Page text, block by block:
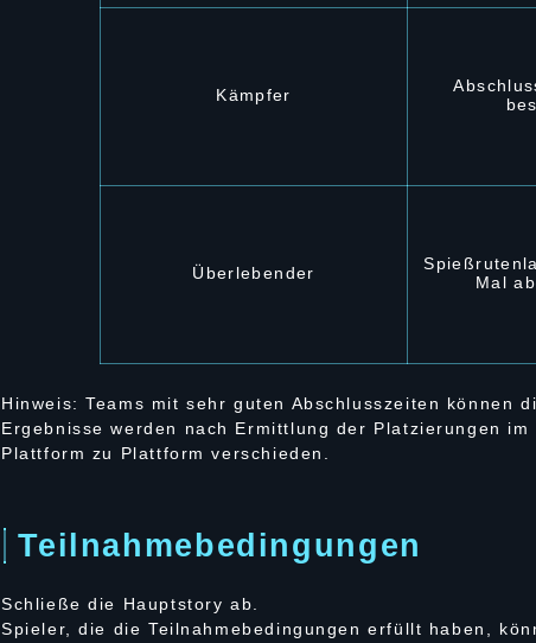
Kämpfer
Überlebender
Mal
Hinweis: Teams mit sehr guten Abschlusszeiten können
Ergebnisse werden nach Ermittlung der Platzierungen
Plattform zu Plattform verschieden.
Teilnahmebedingungen
Schließe die Hauptstory ab.
Spieler, die die Teilnahmebedingungen erfüllt haben,